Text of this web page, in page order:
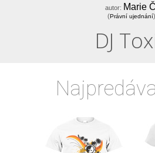
autor: Marie
(Právní ujednání)
DJ